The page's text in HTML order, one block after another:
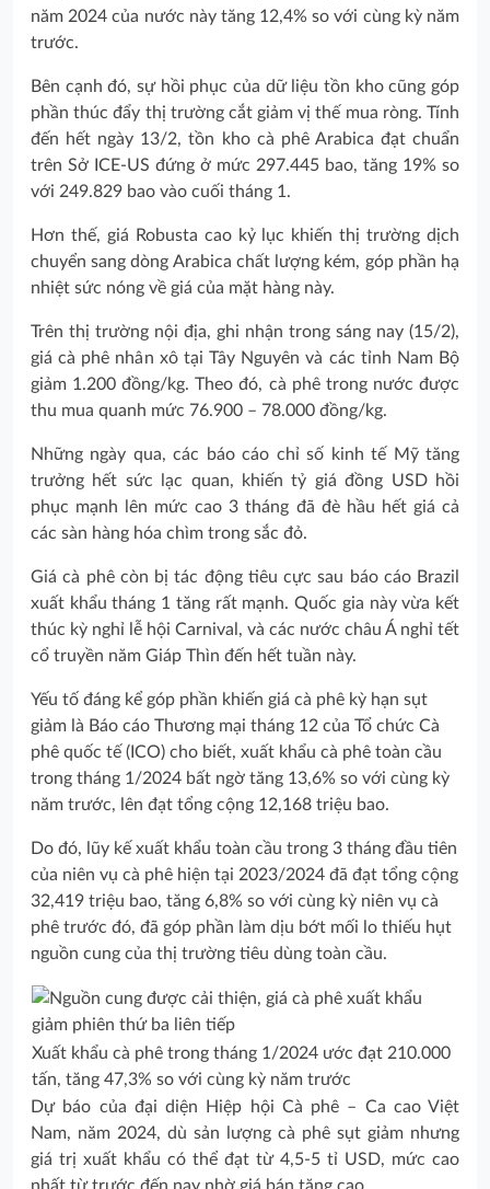
năm 2024 của nước này tăng 12,4% so với cùng kỳ năm
trước.
Bên cạnh đó, sự hồi phục của dữ liệu tồn kho cũng góp
phần thúc đẩy thị trường cắt giảm vị thế mua ròng. Tính
đến hết ngày 13/2, tồn kho cà phê Arabica đạt chuẩn
trên Sở ICE-US đứng ở mức 297.445 bao, tăng 19% so
với 249.829 bao vào cuối tháng 1.
Hơn thế, giá Robusta cao kỷ lục khiến thị trường dịch
chuyển sang dòng Arabica chất lượng kém, góp phần hạ
nhiệt sức nóng về giá của mặt hàng này.
Trên thị trường nội địa, ghi nhận trong sáng nay (15/2),
giá cà phê nhân xô tại Tây Nguyên và các tỉnh Nam Bộ
giảm 1.200 đồng/kg. Theo đó, cà phê trong nước được
thu mua quanh mức 76.900 – 78.000 đồng/kg.
Những ngày qua, các báo cáo chỉ số kinh tế Mỹ tăng
trưởng hết sức lạc quan, khiến tỷ giá đồng USD hồi
phục mạnh lên mức cao 3 tháng đã đè hầu hết giá cả
các sàn hàng hóa chìm trong sắc đỏ.
Giá cà phê còn bị tác động tiêu cực sau báo cáo Brazil
xuất khẩu tháng 1 tăng rất mạnh. Quốc gia này vừa kết
thúc kỳ nghỉ lễ hội Carnival, và các nước châu Á nghỉ tết
cổ truyền năm Giáp Thìn đến hết tuần này.
Yếu tố đáng kể góp phần khiến giá cà phê kỳ hạn sụt
giảm là Báo cáo Thương mại tháng 12 của Tổ chức Cà
phê quốc tế (ICO) cho biết, xuất khẩu cà phê toàn cầu
trong tháng 1/2024 bất ngờ tăng 13,6% so với cùng kỳ
năm trước, lên đạt tổng cộng 12,168 triệu bao.
Do đó, lũy kế xuất khẩu toàn cầu trong 3 tháng đầu tiên
của niên vụ cà phê hiện tại 2023/2024 đã đạt tổng cộng
32,419 triệu bao, tăng 6,8% so với cùng kỳ niên vụ cà
phê trước đó, đã góp phần làm dịu bớt mối lo thiếu hụt
nguồn cung của thị trường tiêu dùng toàn cầu.
Xuất khẩu cà phê trong tháng 1/2024 ước đạt 210.000
tấn, tăng 47,3% so với cùng kỳ năm trước
Dự báo của đại diện Hiệp hội Cà phê – Ca cao Việt
Nam, năm 2024, dù sản lượng cà phê sụt giảm nhưng
giá trị xuất khẩu có thể đạt từ 4,5-5 tỉ USD, mức cao